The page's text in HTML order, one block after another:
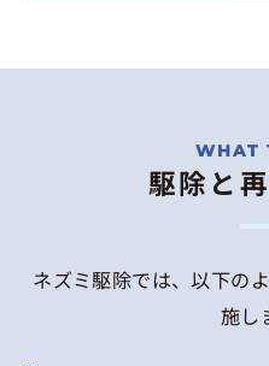
駆除と
ネズミ駆除では、以下の
施し